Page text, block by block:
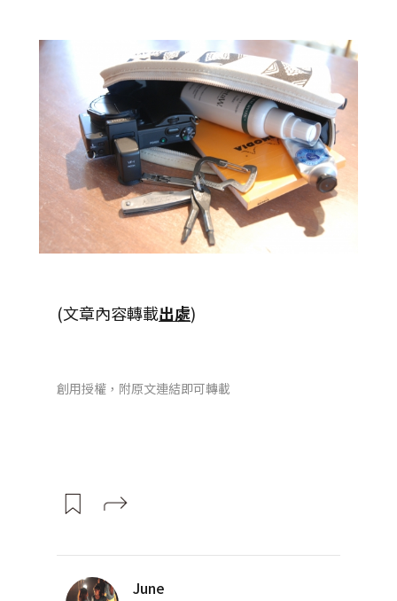
(文章內容轉載出處)
創用授權，附原文連結即可轉載
June